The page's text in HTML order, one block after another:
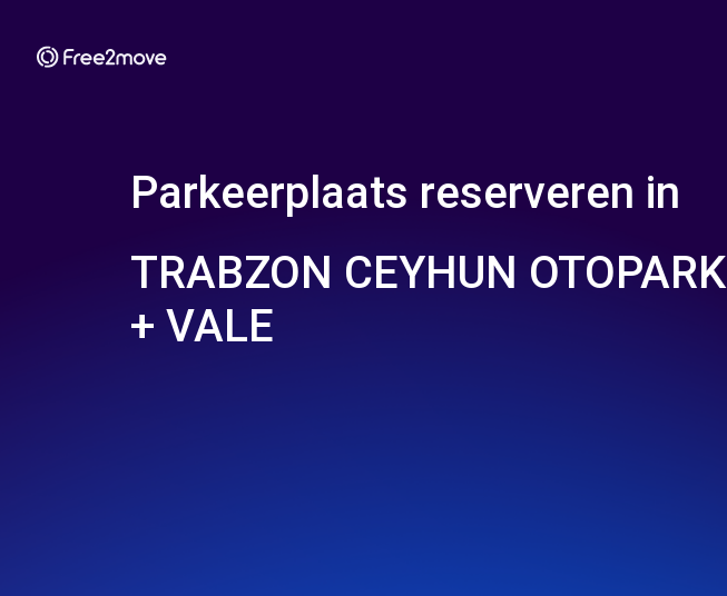
Parkeerplaats reserveren in
TRABZON CEYHUN OTOPARK
+ VALE